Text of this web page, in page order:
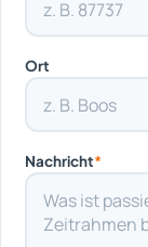
Ort
Nachricht*